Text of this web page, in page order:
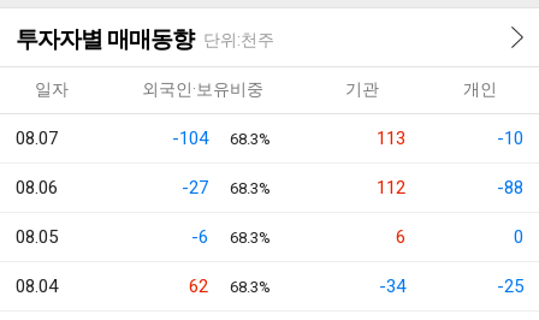
투자자별 매매동향 단위:천주
일자 외국인·보유비중 기관 개인
08.07 -104 68.3% 113 -10
08.06 -27 68.3% 112 -88
08.05 -6 68.3% 6 0
08.04 62 68.3% -34 -25